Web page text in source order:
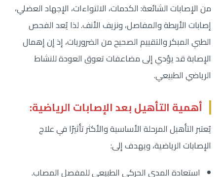
من الإصابات الشائعة: الكدمات، الالتواءات، الإجهاد العضلي،
إصابات الأربطة والمفاصل، ونزيف الأنف. لذا يُعد الفحص
الطبي المبكر والتقييم الصحيح من الضروريات، إذ إن إهمال
الإصابة قد يؤدي إلى مضاعفات تعوق العودة للنشاط
الرياضي الطبيعي.
أهمية التأهيل بعد الإصابات الرياضية:
يُعتبر التأهيل المرحلة الأساسية والأكثر تأثيرًا في علاج
الإصابات الرياضية، ويهدف إلى:
استعادة المدى الحركي الطبيعي للمفصل المصاب.